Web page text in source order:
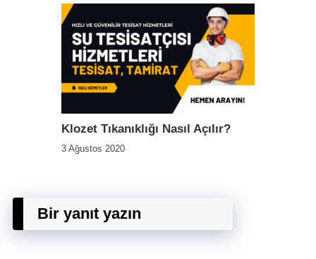
Klozet Tıkanıklığı Nasıl Açılır?
3 Ağustos 2020
Bir yanıt yazın